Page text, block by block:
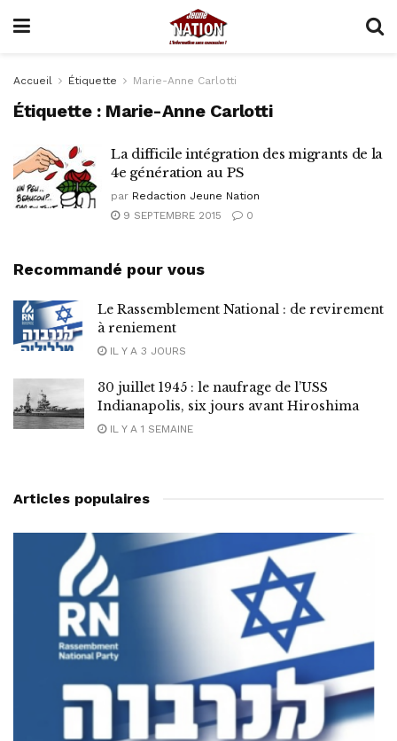
Accueil Étiquette Marie-Anne Carlotti
Étiquette : Marie-Anne Carlotti
La difficile intégration des migrants de la
4e génération au PS
par Redaction Jeune Nation
9 SEPTEMBRE 2015
0
Recommandé pour vous
Le Rassemblement National : de revirement
à reniement
IL Y A 3 JOURS
30 juillet 1945 : le naufrage de l’USS
Indianapolis, six jours avant Hiroshima
IL Y A 1 SEMAINE
Articles populaires